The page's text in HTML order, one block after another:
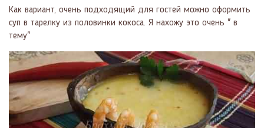
Как вариант, очень подходящий для гостей можно оформить
суп в тарелку из половинки кокоса. Я нахожу это очень " в
тему"